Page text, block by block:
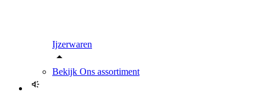
Ijzerwaren
Bekijk Ons assortiment